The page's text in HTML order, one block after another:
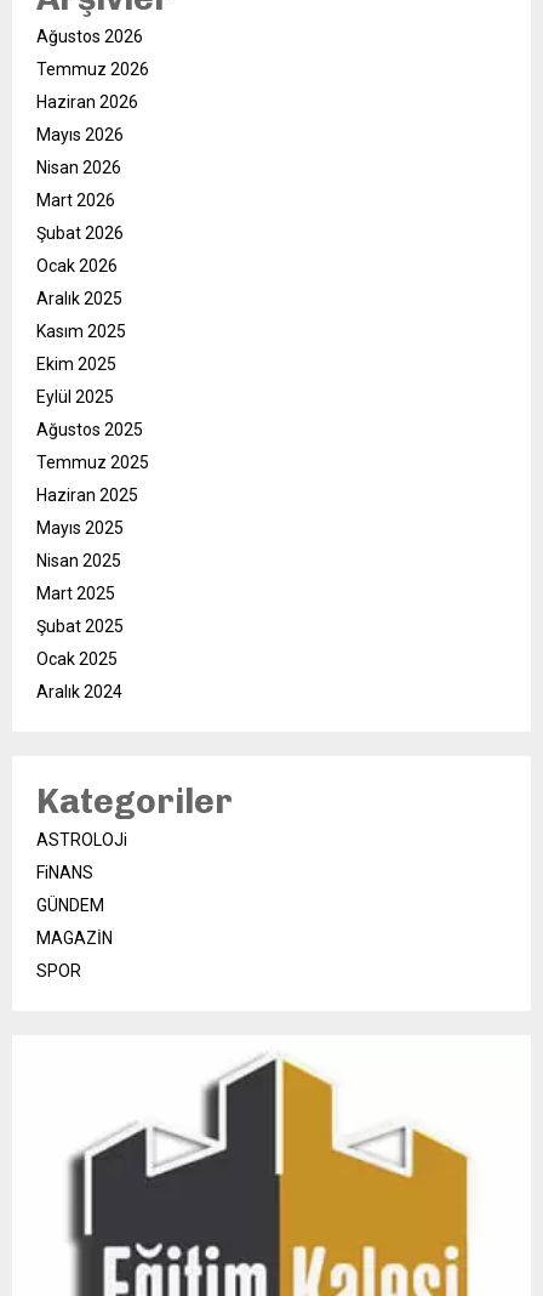
Ağustos 2026
Temmuz 2026
Haziran 2026
Mayıs 2026
Nisan 2026
Mart 2026
Şubat 2026
Ocak 2026
Aralık 2025
Kasım 2025
Ekim 2025
Eylül 2025
Ağustos 2025
Temmuz 2025
Haziran 2025
Mayıs 2025
Nisan 2025
Mart 2025
Şubat 2025
Ocak 2025
Aralık 2024
Kategoriler
ASTROLOJi
FiNANS
GÜNDEM
MAGAZİN
SPOR